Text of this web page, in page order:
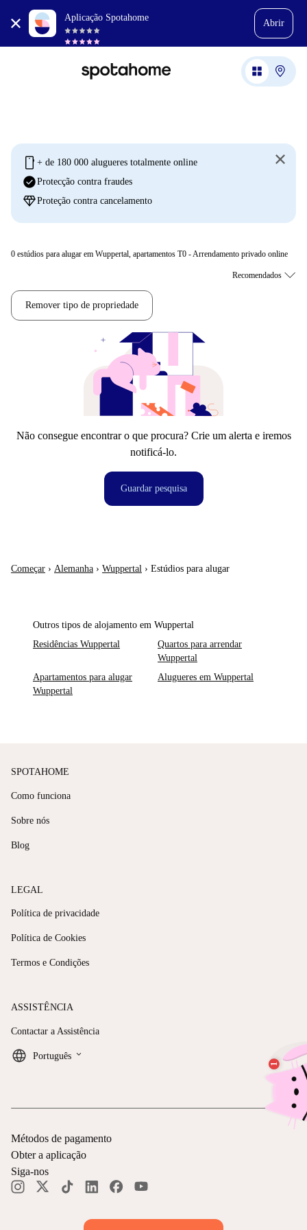
Aplicação Spotahome
Abrir
mobile + de 180 000 alugueres totalmente online
check_circleProtecção contra fraudes
diamondProteção contra cancelamento
0 estúdios para alugar em Wuppertal, apartamentos T0 - Arrendamento privado online
Remover tipo de propriedade
Não consegue encontrar o que procura? Crie um alerta e iremos
notificá-lo.
Guardar pesquisa
Começar › Alemanha › Wuppertal › Estúdios para alugar
Outros tipos de alojamento em Wuppertal
Residências Wuppertal
Quartos para arrendar
Wuppertal
Apartamentos para alugar
Wuppertal
Alugueres em Wuppertal
SPOTAHOME
Como funciona
Sobre nós
Blog
LEGAL
Política de privacidade
Política de Cookies
Termos e Condições
ASSISTÊNCIA
Contactar a Assistência
Português keyboard_arrow_down
Métodos de pagamento
Obter a aplicação
Siga-nos